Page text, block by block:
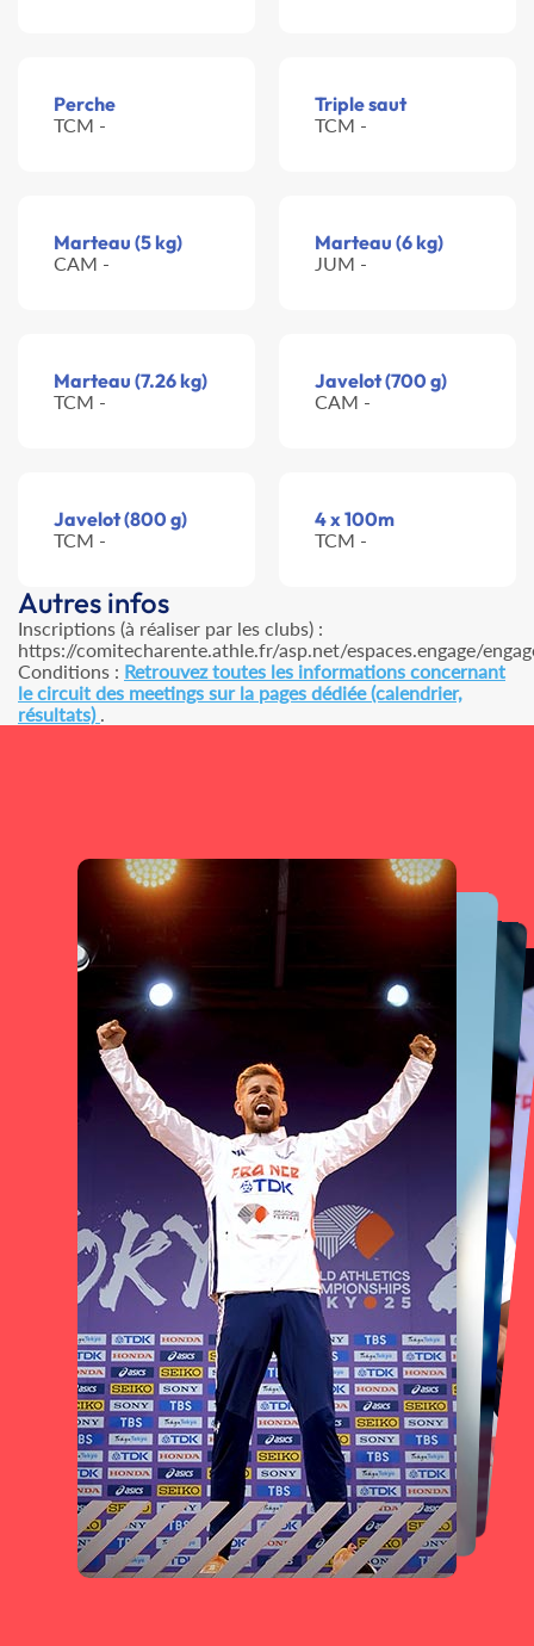
Perche
TCM -
Triple saut
TCM -
Marteau (5 kg)
CAM -
Marteau (6 kg)
JUM -
Marteau (7.26 kg)
TCM -
Javelot (700 g)
CAM -
Javelot (800 g)
TCM -
4 x 100m
TCM -
Autres infos
Inscriptions (à réaliser par les clubs) :
https://comitecharente.athle.fr/asp.net/espaces.engage/
Conditions : Retrouvez toutes les informations concernant
le circuit des meetings sur la pages dédiée (calendrier,
résultats) .